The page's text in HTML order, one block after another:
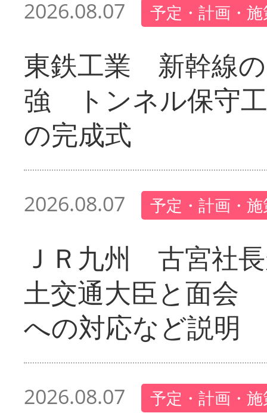
2026.08.07 予定・計画・
東鉄工業 新幹線
強 トンネル保守
の完成式
2026.08.07 予定・計画・
ＪＲ九州 古宮社
土交通大臣と面会
への対応など説明
2026.08.07 予定・計画・